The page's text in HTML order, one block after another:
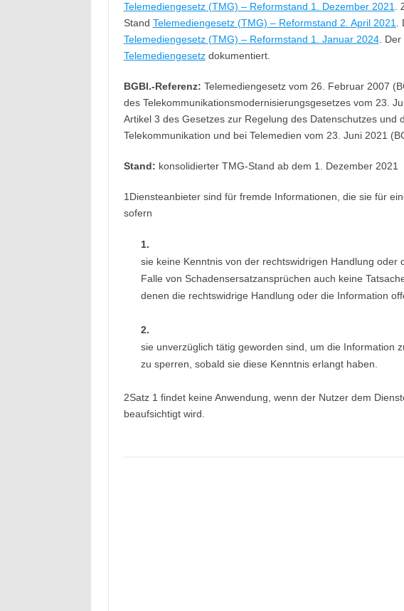
Telemediengesetz (TMG) – Reformstand 1. Dezember 2021
Stand Telemediengesetz (TMG) – Reformstand 2. April 2021
Telemediengesetz (TMG) – Reformstand 1. Januar 2024. Der
Telemediengesetzdokumentiert.
BGBl.-Referenz: Telemediengesetz vom 26. Februar 2007
des Telekommunikationsmodernisierungsgesetzes vom 23.
Artikel 3 des Gesetzes zur Regelung des Datenschutzes und
Telekommunikation und bei Telemedien vom 23. Juni 2021
Stand: konsolidierter TMG-Stand ab dem 1. Dezember 2021
1Diensteanbieter sind für fremde Informationen, die sie für
sofern
1.
sie keine Kenntnis von der rechtswidrigen Handlung oder
Falle von Schadensersatzansprüchen auch keine
denen die rechtswidrige Handlung oder die Information
2.
sie unverzüglich tätig geworden sind, um die Information
zu sperren, sobald sie diese Kenntnis erlangt haben.
2Satz 1 findet keine Anwendung, wenn der Nutzer dem
beaufsichtigt wird.